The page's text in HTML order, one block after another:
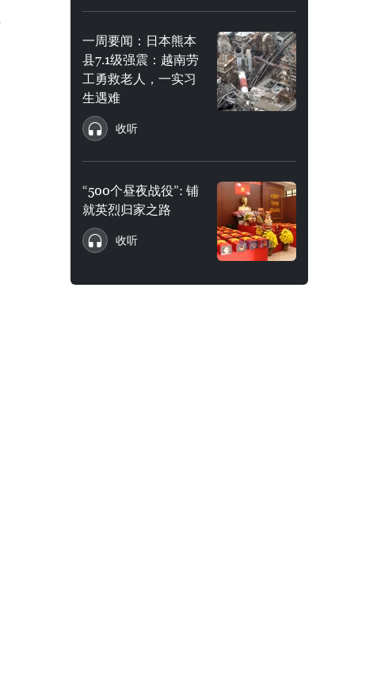
一周要闻：日本熊本
县7.1级强震：越南劳
工勇救老人，一实习
生遇难
收听
“500个昼夜战役”: 铺
就英烈归家之路
收听